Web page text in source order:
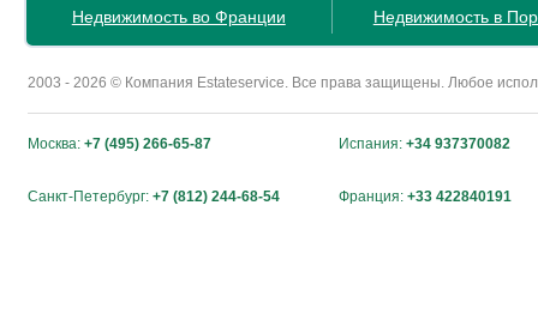
Недвижимость во Франции
Недвижимость в
2003 - 2026 © Компания Estateservice. Все права защищены. Любое
Москва: +7 (495) 266-65-87 Испания: +34 937370082
Санкт-Петербург: +7 (812) 244-68-54 Франция: +33 422840191